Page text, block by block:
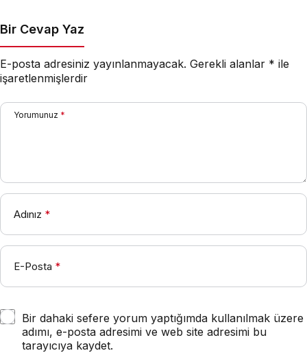
Bir Cevap Yaz
E-posta adresiniz yayınlanmayacak. Gerekli alanlar * ile
işaretlenmişlerdir
Yorumunuz *
Adınız *
E-Posta *
Bir dahaki sefere yorum yaptığımda kullanılmak üzere
adımı, e-posta adresimi ve web site adresimi bu
tarayıcıya kaydet.